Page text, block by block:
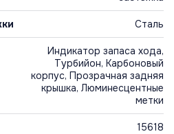
Сталь
Индикатор запаса хода,
Турбийон, Карбоновый
корпус, Прозрачная задняя
крышка, Люминесцентные
метки
15618